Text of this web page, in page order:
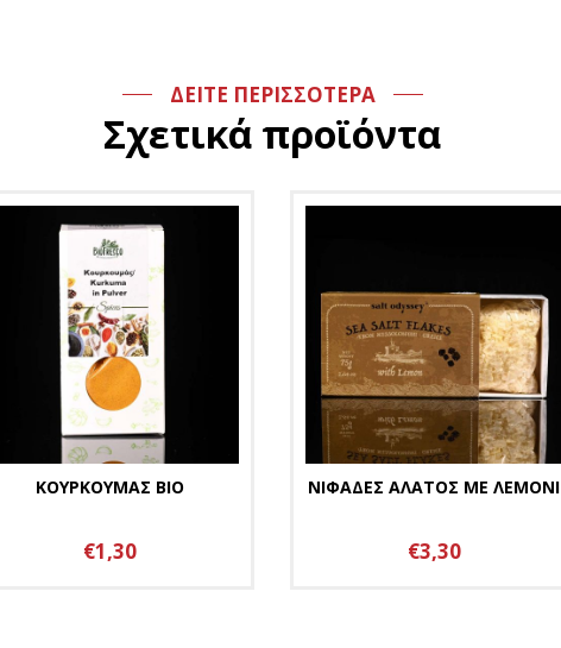
ΔΕΙΤΕ ΠΕΡΙΣΣΟΤΕΡΑ
Σχετικά προϊόντα
ΚΟΥΡΚΟΥΜΑΣ ΒΙΟ
€1,30
ΝΙΦΑΔΕΣ ΑΛΑΤΟΣ ΜΕ ΛΕΜΟΝΙ
€3,30